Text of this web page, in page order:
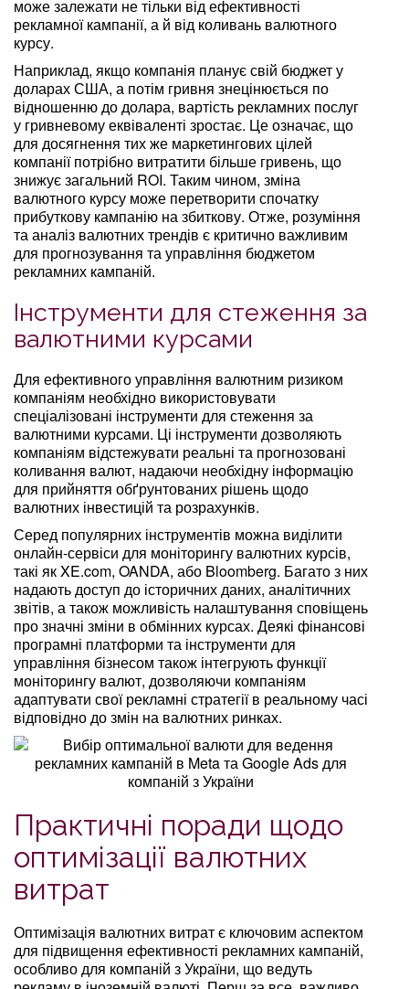
може залежати не тільки від ефективності
рекламної кампанії, а й від коливань валютного
курсу.
Наприклад, якщо компанія планує свій бюджет у
доларах США, а потім гривня знецінюється по
відношенню до долара, вартість рекламних послуг
у гривневому еквіваленті зростає. Це означає, що
для досягнення тих же маркетингових цілей
компанії потрібно витратити більше гривень, що
знижує загальний ROI. Таким чином, зміна
валютного курсу може перетворити спочатку
прибуткову кампанію на збиткову. Отже, розуміння
та аналіз валютних трендів є критично важливим
для прогнозування та управління бюджетом
рекламних кампаній.
Інструменти для стеження за
валютними курсами
Для ефективного управління валютним ризиком
компаніям необхідно використовувати
спеціалізовані інструменти для стеження за
валютними курсами. Ці інструменти дозволяють
компаніям відстежувати реальні та прогнозовані
коливання валют, надаючи необхідну інформацію
для прийняття обґрунтованих рішень щодо
валютних інвестицій та розрахунків.
Серед популярних інструментів можна виділити
онлайн-сервіси для моніторингу валютних курсів,
такі як XE.com, OANDA, або Bloomberg. Багато з них
надають доступ до історичних даних, аналітичних
звітів, а також можливість налаштування сповіщень
про значні зміни в обмінних курсах. Деякі фінансові
програмні платформи та інструменти для
управління бізнесом також інтегрують функції
моніторингу валют, дозволяючи компаніям
адаптувати свої рекламні стратегії в реальному часі
відповідно до змін на валютних ринках.
Практичні поради щодо
оптимізації валютних
витрат
Оптимізація валютних витрат є ключовим аспектом
для підвищення ефективності рекламних кампаній,
особливо для компаній з України, що ведуть